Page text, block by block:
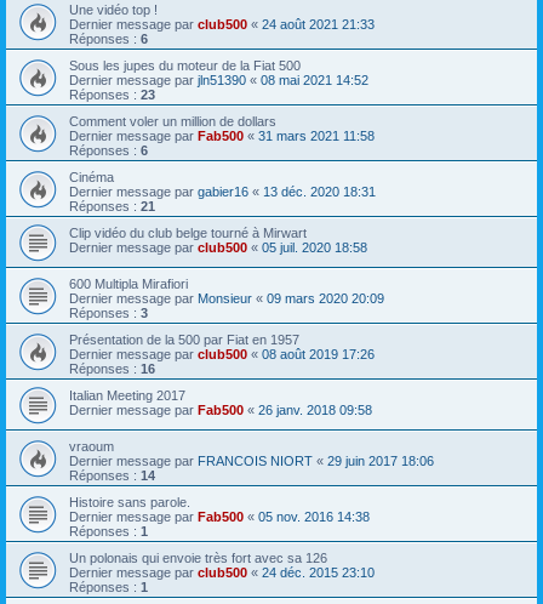
Une vidéo top !
Dernier message par club500 « 24 août 2021 21:33
Réponses : 6
Sous les jupes du moteur de la Fiat 500
Dernier message par jln51390 « 08 mai 2021 14:52
Réponses : 23
Comment voler un million de dollars
Dernier message par Fab500 « 31 mars 2021 11:58
Réponses : 6
Cinéma
Dernier message par gabier16 « 13 déc. 2020 18:31
Réponses : 21
Clip vidéo du club belge tourné à Mirwart
Dernier message par club500 « 05 juil. 2020 18:58
600 Multipla Mirafiori
Dernier message par Monsieur « 09 mars 2020 20:09
Réponses : 3
Présentation de la 500 par Fiat en 1957
Dernier message par club500 « 08 août 2019 17:26
Réponses : 16
Italian Meeting 2017
Dernier message par Fab500 « 26 janv. 2018 09:58
vraoum
Dernier message par FRANCOIS NIORT « 29 juin 2017 18:06
Réponses : 14
Histoire sans parole.
Dernier message par Fab500 « 05 nov. 2016 14:38
Réponses : 1
Un polonais qui envoie très fort avec sa 126
Dernier message par club500 « 24 déc. 2015 23:10
Réponses : 1